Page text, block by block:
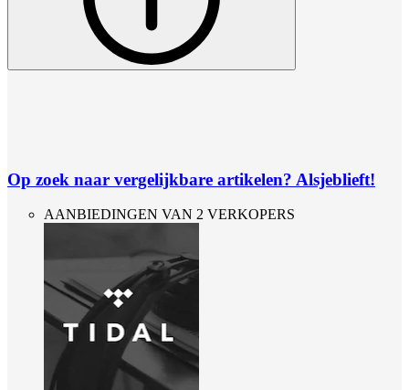
Op zoek naar vergelijkbare artikelen? Alsjeblieft!
AANBIEDINGEN VAN 2 VERKOPERS